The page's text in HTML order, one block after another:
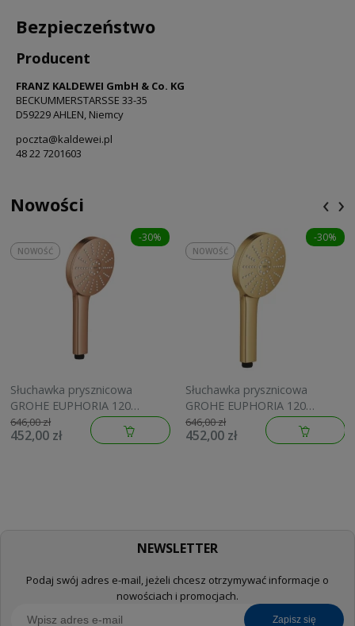
Bezpieczeństwo
Producent
FRANZ KALDEWEI GmbH & Co. KG
BECKUMMERSTARSSE 33-35
D59229 AHLEN, Niemcy
poczta@kaldewei.pl
48 22 7201603
Nowości
-30%
Słuchawka prysznicowa
GROHE EUPHORIA 120
brushed warm sunset
134883DL00
646,00 zł
452,00 zł
NOWOŚĆ
-30%
Słuchawka prysznicowa
GROHE EUPHORIA 120
brushed cool sunrise
134883GN00
646,00 zł
452,00 zł
NOWOŚĆ
‹ ›
NEWSLETTER
Podaj swój adres e-mail, jeżeli chcesz otrzymywać informacje o
nowościach i promocjach.
zapisz się